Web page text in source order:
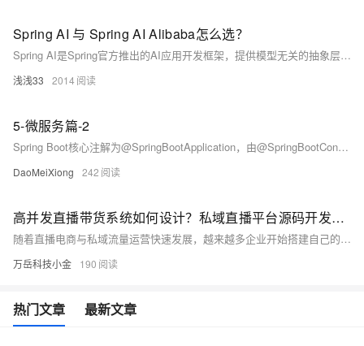
Spring AI 与 Spring AI Alibaba怎么选？
Spring AI是Spring官方推出的AI应用开发框架，提供模型无关的抽象层；Spring AI Alibaba是其阿里云扩展，深度整合通义千问等国产AI服务，在中文支持、国内访问性能和成本上更具优势。两者API兼容，可混合使用。
浅浅33 2014
5-微服务篇-2
Spring Boot核心注解为@SpringBootApplication，由@SpringBootConfiguration、@EnableAutoConfiguration和@ComponentScan组成；跨域问题可通过@CrossOrigin注解、WebMvcConfigurer配置或网关（如Spring Cloud Gateway）统一处理；项目使用Spring Boot 2.3.4等主流版本及Nacos、Sentinel等云原生组件。
DaoMeiXiong 242
高并发直播带货系统如何设计？私域直播平台源码开发实战分享
随着直播电商与私域流量运营快速发展，越来越多企业开始搭建自己的私域直播平台。本文从软件开发实战角度，深入解析高并发直播带货系统的核心架构设计，包括流媒体传输、CDN分发、WebSocket消息系统、Redis缓存、MQ消息队列、订单削峰、秒杀架构等关键技术，并分享企业直播平台源码开发中的常见问题与解决方案，帮助企业更好地理解直播系统开发逻辑与私域直播平台搭建思路。
万岳科技小金 190
热门文章 最新文章